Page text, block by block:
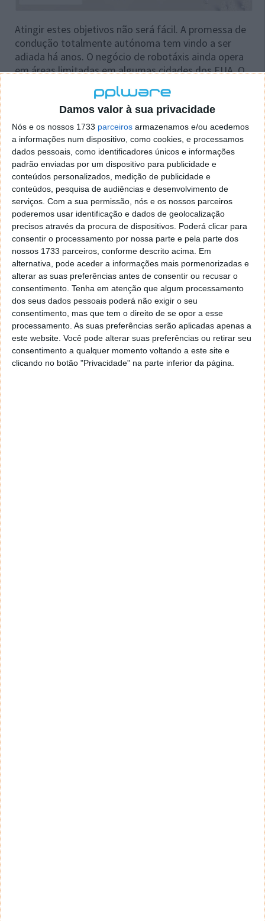
Damos valor à sua privacidade
Nós e os nossos 1733 parceiros armazenamos e/ou acedemos
a informações num dispositivo, como cookies, e processamos
dados pessoais, como identificadores únicos e informações
padrão enviadas por um dispositivo para publicidade e
conteúdos personalizados, medição de publicidade e
conteúdos, pesquisa de audiências e desenvolvimento de
serviços. Com a sua permissão, nós e os nossos parceiros
poderemos usar identificação e dados de geolocalização
precisos através da procura de dispositivos. Poderá clicar para
consentir o processamento por nossa parte e pela parte dos
nossos 1733 parceiros, conforme descrito acima. Em
alternativa, pode aceder a informações mais pormenorizadas e
alterar as suas preferências antes de consentir ou recusar o
consentimento. Tenha em atenção que algum processamento
dos seus dados pessoais poderá não exigir o seu
consentimento, mas que tem o direito de se opor a esse
processamento. As suas preferências serão aplicadas apenas a
este website. Você pode alterar suas preferências ou retirar seu
consentimento a qualquer momento voltando a este site e
clicando no botão "Privacidade" na parte inferior da página.
Atingir estes objetivos não será fácil. A promessa de
condução totalmente autónoma tem vindo a ser
adiada há anos. O negócio de robotáxis ainda opera
em áreas limitadas em algumas cidades dos EUA. O
projeto do robô humanoide da Tesla, o Optimus,
ainda está em fase de protótipo e sofre atrasos
frequentes.
Esta estratégia corre o risco de enfraquecer o
domínio da Tesla no mercado automóvel. A empresa
está a desviar os seus recursos para veículos
autónomos em vez de desenvolver novos modelos
acessíveis. Com exceção do Cybertruck, a Tesla não
lançava um novo modelo há cinco anos. Enquanto o
número de concorrentes cresce, a Tesla enfrenta os
desafios de uma linha de produtos envelhecida.